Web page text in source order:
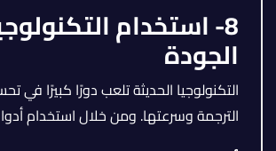
8- استخدام
الجودة
التكنولوجيا الحديثة تلعب دورًا كبيرًا في
الترجمة وسرعتها. ومن خلال استخدام